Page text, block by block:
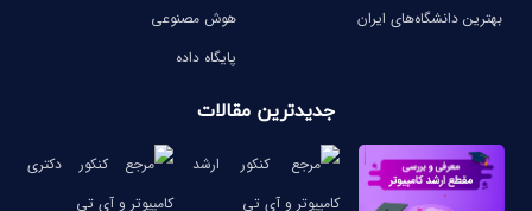
بهترین دانشگاه‌های ایران
هوش مصنوعی
پایگاه داده
جدیدترین مقالات